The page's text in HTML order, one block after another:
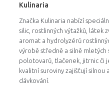
Kulinaria
Značka Kulinaria nabízí
silic, rostlinných výtažků, látek
aromat a hydrolyzérů
výrobě středně a silně mletých
polotovarů, tlačenek, jitrnic či
kvalitní suroviny zajišťují silnou
dávkování.